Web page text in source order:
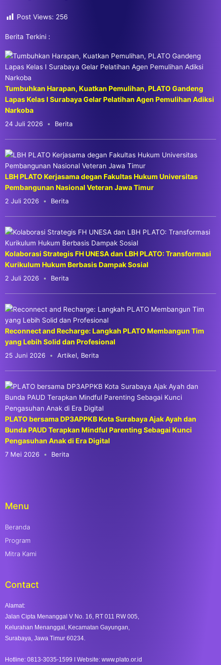
Post Views: 256
Berita Terkini :
Tumbuhkan Harapan, Kuatkan Pemulihan, PLATO Gandeng
Lapas Kelas I Surabaya Gelar Pelatihan Agen Pemulihan Adiksi
Narkoba
24 Juli 2026 Berita
LBH PLATO Kerjasama degan Fakultas Hukum Universitas
Pembangunan Nasional Veteran Jawa Timur
2 Juli 2026 Berita
Kolaborasi Strategis FH UNESA dan LBH PLATO: Transformasi
Kurikulum Hukum Berbasis Dampak Sosial
2 Juli 2026 Berita
Reconnect and Recharge: Langkah PLATO Membangun Tim
yang Lebih Solid dan Profesional
25 Juni 2026 Artikel, Berita
PLATO bersama DP3APPKB Kota Surabaya Ajak Ayah dan
Bunda PAUD Terapkan Mindful Parenting Sebagai Kunci
Pengasuhan Anak di Era Digital
7 Mei 2026 Berita
Menu
Beranda
Program
Mitra Kami
Contact
Alamat:
Jalan Cipta Menanggal V No. 16, RT 011 RW 005,
Kelurahan Menanggal, Kecamatan Gayungan,
Surabaya, Jawa Timur 60234.
Hotline: 0813-3035-1599 I Website: www.plato.or.id